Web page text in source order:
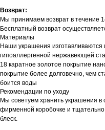
Возврат:
Мы принимаем возврат в течение
Бесплатный возврат
Материалы
Наши украшения
гипоаллергенной нержавеющей
18 каратное золотое покрытие
покрытие более долговечно, чем
боится воды
Рекомендации по уходу
Мы советуем хранить украшения
фирменной коробочке и тщательно
блеск.